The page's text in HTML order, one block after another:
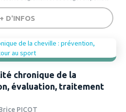
+ D'INFOS
chronique de la
évaluation, traitement
PICOT